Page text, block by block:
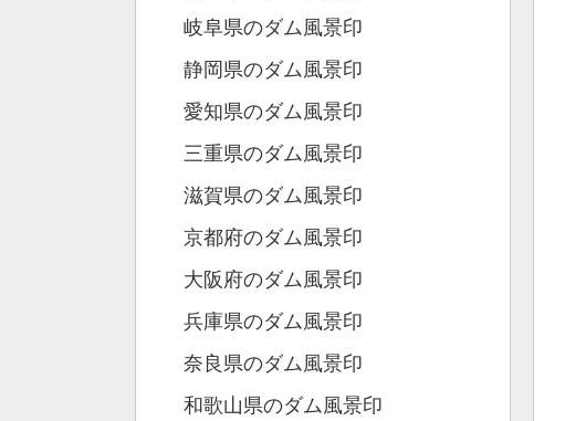
岐阜県のダム風景印
静岡県のダム風景印
愛知県のダム風景印
三重県のダム風景印
滋賀県のダム風景印
京都府のダム風景印
大阪府のダム風景印
兵庫県のダム風景印
奈良県のダム風景印
和歌山県のダム風景印